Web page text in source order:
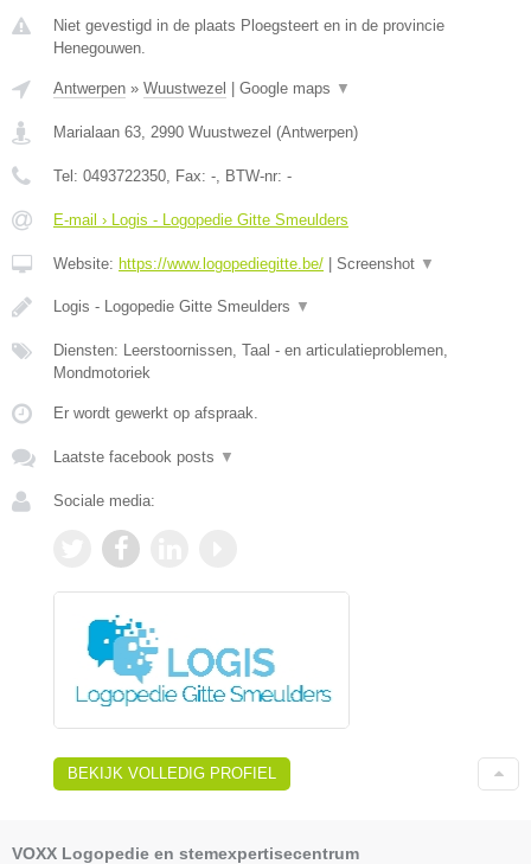
Niet gevestigd in de plaats Ploegsteert en in de provincie
Henegouwen.
Antwerpen » Wuustwezel Google maps ▼
Marialaan 63, 2990 Wuustwezel (Antwerpen)
Tel: 0493722350, Fax: -, BTW-nr: -
E-mail › Logis - Logopedie Gitte Smeulders
Website: https://www.logopediegitte.be/ Screenshot ▼
Logis - Logopedie Gitte Smeulders ▼
Diensten: Leerstoornissen, Taal - en articulatieproblemen,
Mondmotoriek
Er wordt gewerkt op afspraak.
Laatste facebook posts ▼
Sociale media:
BEKIJK VOLLEDIG PROFIEL
VOXX Logopedie en stemexpertisecentrum